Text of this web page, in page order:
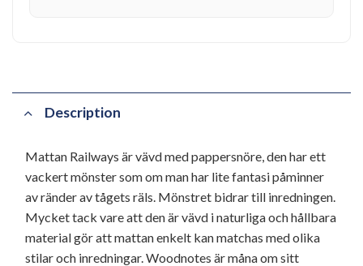
Description
Mattan Railways är vävd med pappersnöre, den har ett
vackert mönster som om man har lite fantasi påminner
av ränder av tågets räls. Mönstret bidrar till inredningen.
Mycket tack vare att den är vävd i naturliga och hållbara
material gör att mattan enkelt kan matchas med olika
stilar och inredningar. Woodnotes är måna om sitt